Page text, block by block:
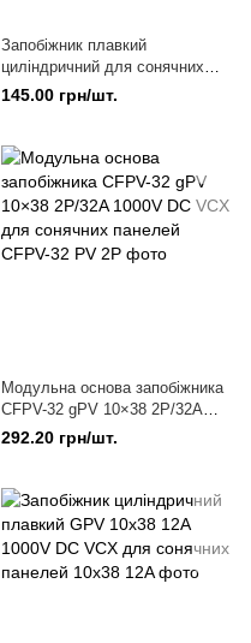
Запобіжник плавкий
циліндричний для сонячних
панелей GPV 10x38 25A 1000V
145.00 грн/шт.
Модульна основа запобіжника
CFPV-32 gPV 10×38 2Р/32A
1000V DC VCX для сонячних
292.20 грн/шт.